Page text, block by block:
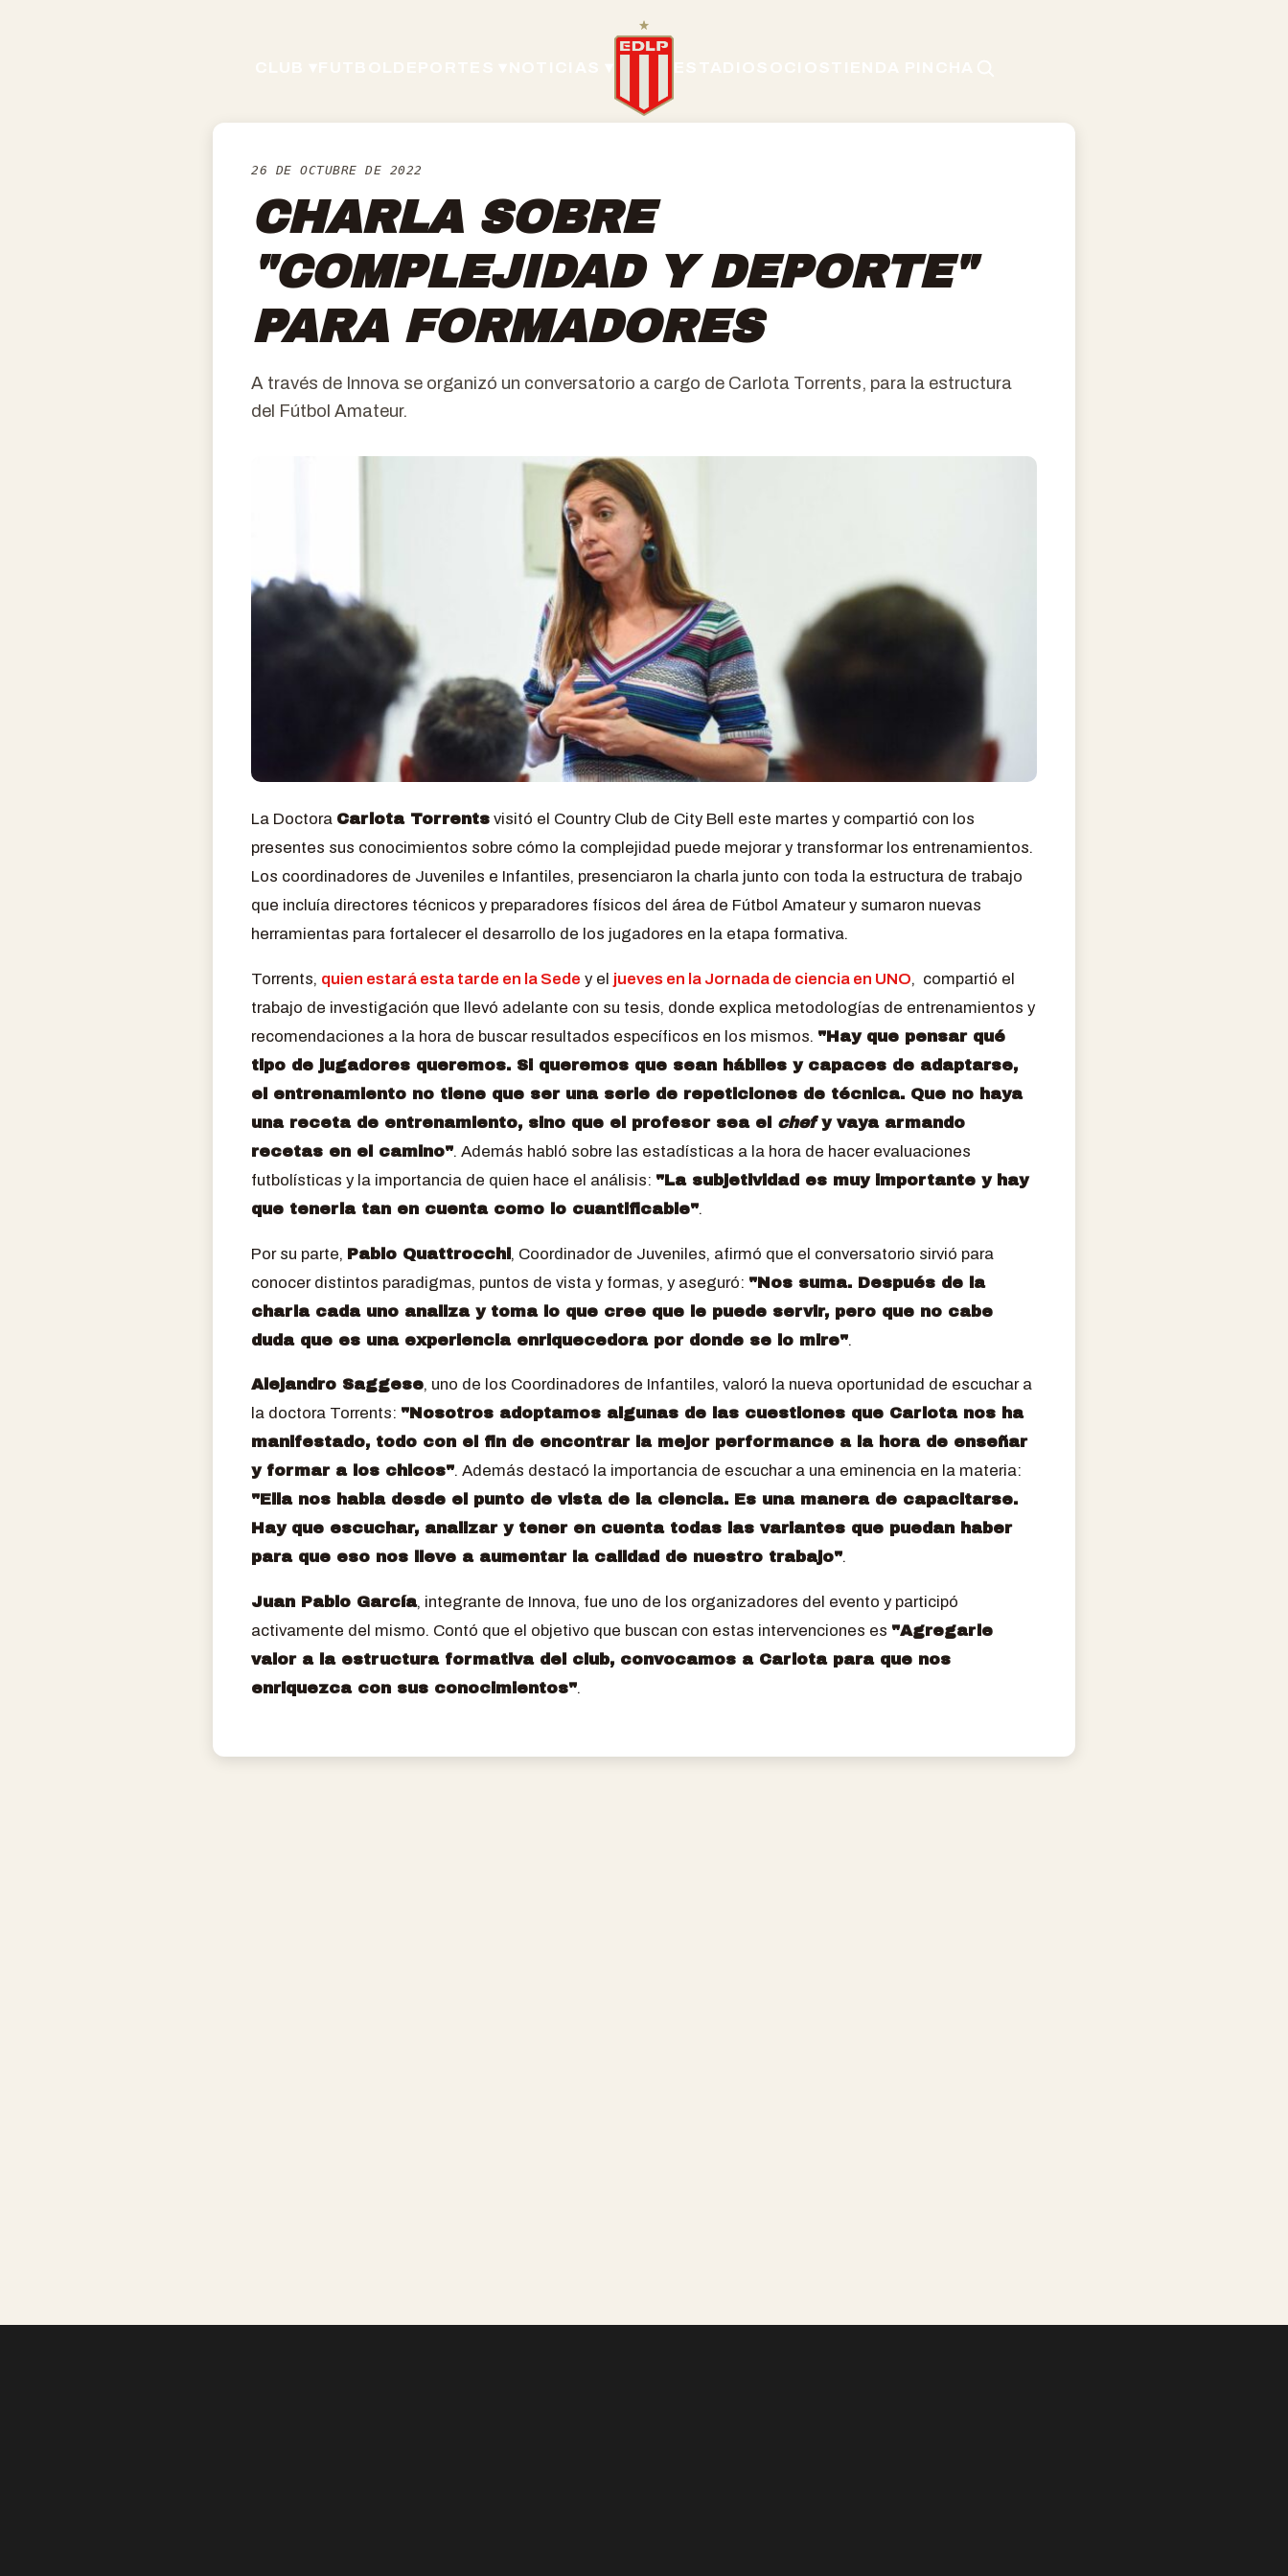
26 DE OCTUBRE DE 2022
CHARLA SOBRE
"COMPLEJIDAD Y DEPORTE"
PARA FORMADORES
A través de Innova se organizó un conversatorio a cargo de Carlota Torrents, para la estructura
del Fútbol Amateur.
La Doctora Carlota Torrents visitó el Country Club de City Bell este martes y compartió con los
presentes sus conocimientos sobre cómo la complejidad puede mejorar y transformar los entrenamientos.
Los coordinadores de Juveniles e Infantiles, presenciaron la charla junto con toda la estructura de trabajo
que incluía directores técnicos y preparadores físicos del área de Fútbol Amateur y sumaron nuevas
herramientas para fortalecer el desarrollo de los jugadores en la etapa formativa.
Torrents, quien estará esta tarde en la Sede y el jueves en la Jornada de ciencia en UNO, compartió el
trabajo de investigación que llevó adelante con su tesis, donde explica metodologías de entrenamientos y
recomendaciones a la hora de buscar resultados específicos en los mismos. "Hay que pensar qué
tipo de jugadores queremos. Si queremos que sean hábiles y capaces de adaptarse,
el entrenamiento no tiene que ser una serie de repeticiones de técnica. Que no haya
una receta de entrenamiento, sino que el profesor sea el chefy vaya armando
recetas en el camino". Además habló sobre las estadísticas a la hora de hacer evaluaciones
futbolísticas y la importancia de quien hace el análisis: "La subjetividad es muy importante y hay
que tenerla tan en cuenta como lo cuantificable".
Por su parte, Pablo Quattrocchi, Coordinador de Juveniles, afirmó que el conversatorio sirvió para
conocer distintos paradigmas, puntos de vista y formas, y aseguró: "Nos suma. Después de la
charla cada uno analiza y toma lo que cree que le puede servir, pero que no cabe
duda que es una experiencia enriquecedora por donde se lo mire".
Alejandro Saggese, uno de los Coordinadores de Infantiles, valoró la nueva oportunidad de escuchar a
la doctora Torrents: "Nosotros adoptamos algunas de las cuestiones que Carlota nos ha
manifestado, todo con el fin de encontrar la mejor performance a la hora de enseñar
y formar a los chicos". Además destacó la importancia de escuchar a una eminencia en la materia:
"Ella nos habla desde el punto de vista de la ciencia. Es una manera de capacitarse.
Hay que escuchar, analizar y tener en cuenta todas las variantes que puedan haber
para que eso nos lleve a aumentar la calidad de nuestro trabajo".
Juan Pablo García, integrante de Innova, fue uno de los organizadores del evento y participó
activamente del mismo. Contó que el objetivo que buscan con estas intervenciones es "Agregarle
valor a la estructura formativa del club, convocamos a Carlota para que nos
enriquezca con sus conocimientos".